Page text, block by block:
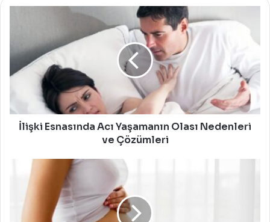
Yaşamanın
Olası
Nedenleri
mleri
İlişki Esnasında Acı Yaşamanın Olası Nedenleri
ve Çözümleri
İkinci
Çocuğa
Hamile
Kalmadan